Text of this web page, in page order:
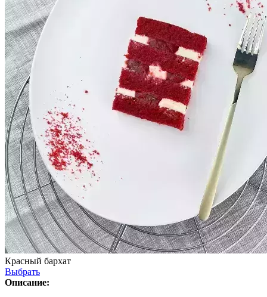
Красный бархат
Выбрать
Описание: